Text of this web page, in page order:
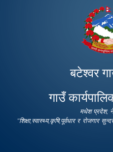
main
content
बटेश्वर
गाउँ
मधेश प्रदेश,
"शिक्षा,स्वास्थ्य,कृषि,पूर्वधार र रोजगार